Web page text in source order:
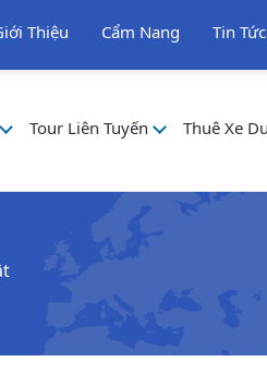
Thiệu Cẩm Nang Tin Tức
Tour Liên Tuyến Thuê Xe